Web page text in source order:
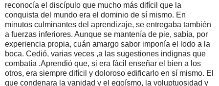
reconocía el discípulo que mucho más difícil que la
conquista del mundo era el dominio de sí mismo. En
minutos culminantes del aprendizaje, se entregaba también
a fuerzas inferiores. Aunque se mantenía de pie, sabía, por
experiencia propia, cuán amargo sabor imponía el lodo a la
boca. Cedió, varias veces ,a las sugestiones indignas que
combatía .Aprendió que, si era fácil enseñar el bien a los
otros, era siempre difícil y doloroso edificarlo en sí mismo. El
que condenara la vanidad y el egoísmo, la voluptuosidad y